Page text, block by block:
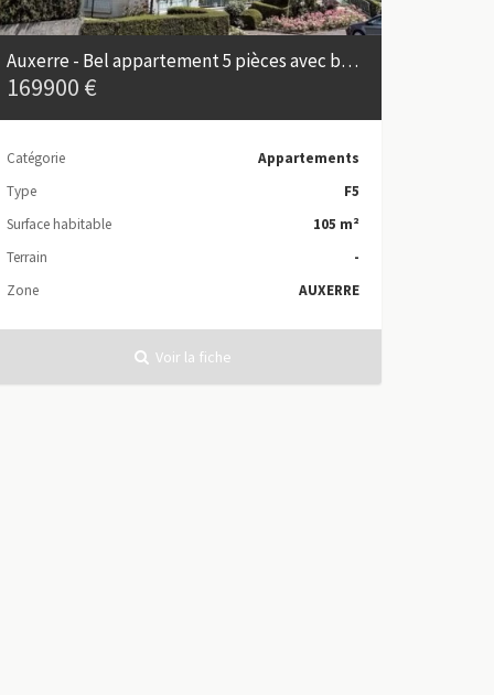
Auxerre - Bel appartement 5 pièces avec balcon et double garage
169900 €
Catégorie
Appartements
Type
F5
Surface habitable
105 m²
Terrain
-
Zone
AUXERRE
Voir la fiche